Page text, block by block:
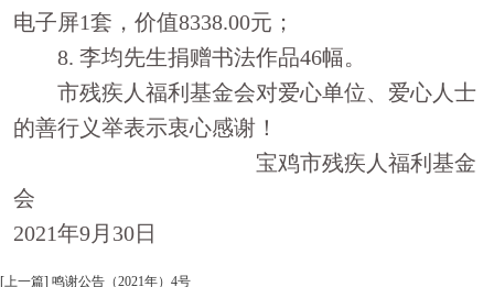
电子屏1套，价值8338.00元；
8. 李均先生捐赠书法作品46幅。
市残疾人福利基金会对爱心单位、爱心人士
的善行义举表示衷心感谢！
宝鸡市残疾人福利基金
会
2021年9月 30日
[上一篇] 鸣谢公告（2021年）4号